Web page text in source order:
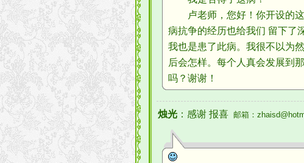
卢老师，您好！你开设的这
病抗争的经历也给我们 留下了
我也是患了此病。我很不以为
后会怎样。每个人真会发展到
吗？谢谢！
烛光 ：感谢 报喜 邮箱：